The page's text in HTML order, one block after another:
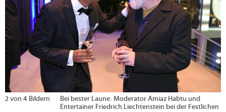
2 von 4 Bildern
Bei bester Laune: Moderator Amiaz Habtu und
Entertainer Friedrich Liechtenstein bei der Festlichen